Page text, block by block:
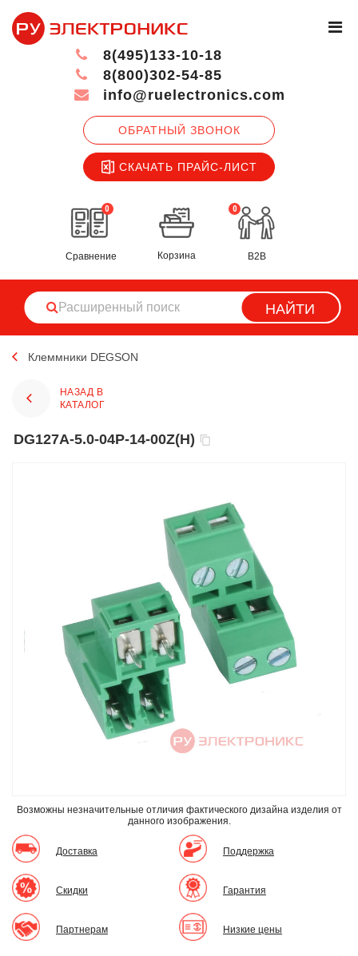
ОБРАТНЫЙ ЗВОНОК
СКАЧАТЬ ПРАЙС-ЛИСТ
8(495)133-10-18
8(800)302-54-85
info@ruelectronics.com
0
Сравнение
0
Корзина B2B
НАЙТИ
Клеммники DEGSON
НАЗАД В
КАТАЛОГ
DG127A-5.0-04P-14-00Z(H)
Возможны незначительные отличия фактического дизайна изделия от
данного изображения.
Доставка
Скидки
Партнерам
Поддержка
Гарантия
Низкие цены